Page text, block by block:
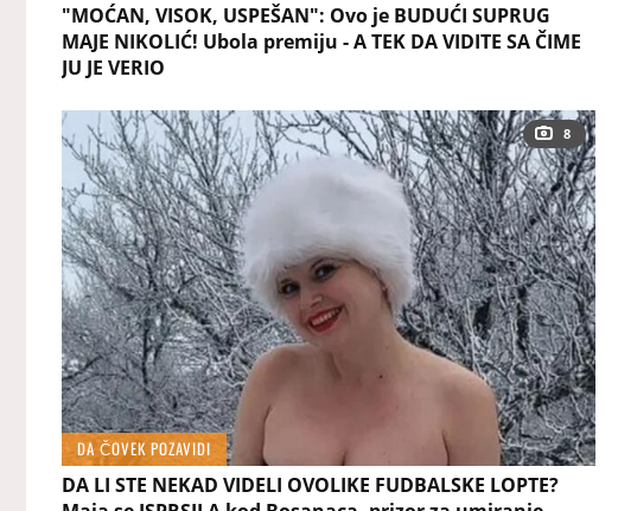
"MOĆAN, VISOK, USPEŠAN": Ovo je BUDUĆI SUPRUG
MAJE NIKOLIĆ! Ubola premiju - A TEK DA VIDITE SA ČIME
JU JE VERIO
8
DA ČOVEK POZAVIDI
DA LI STE NEKAD VIDELI OVOLIKE FUDBALSKE LOPTE?